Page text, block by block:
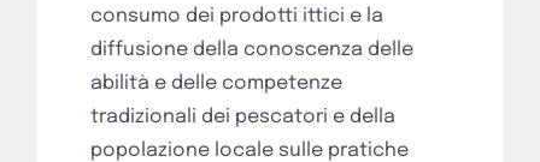
consumo dei prodotti ittici e la
diffusione della conoscenza delle
abilità e delle competenze
tradizionali dei pescatori e della
popolazione locale sulle pratiche